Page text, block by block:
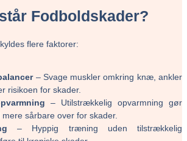
Fodboldskader?
flere faktorer:
– Svage muskler omkring knæ, ankler
risikoen for skader.
– Utilstrækkelig opvarmning gør
sårbare over for skader.
– Hyppig træning uden tilstrækkelig